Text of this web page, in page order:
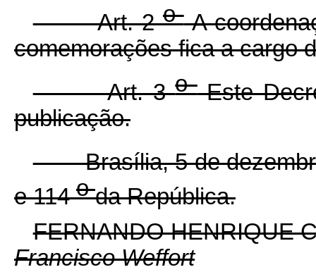
Art. 2oA
comemorações fica a cargo
Art. 3oEste
publicação.
Brasília, 5 de
e 114oda República.
FERNANDO HENRIQUE
Francisco Weffort